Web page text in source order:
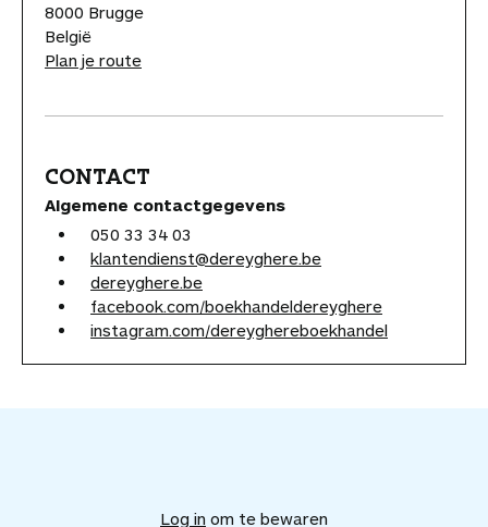
8000 Brugge
België
Plan je route
CONTACT
Algemene contactgegevens
050 33 34 03
klantendienst@dereyghere.be
dereyghere.be
facebook.com/boekhandeldereyghere
instagram.com/dereyghereboekhandel
Log in om te bewaren